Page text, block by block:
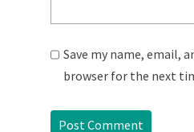
Save my name, email,
browser for the next